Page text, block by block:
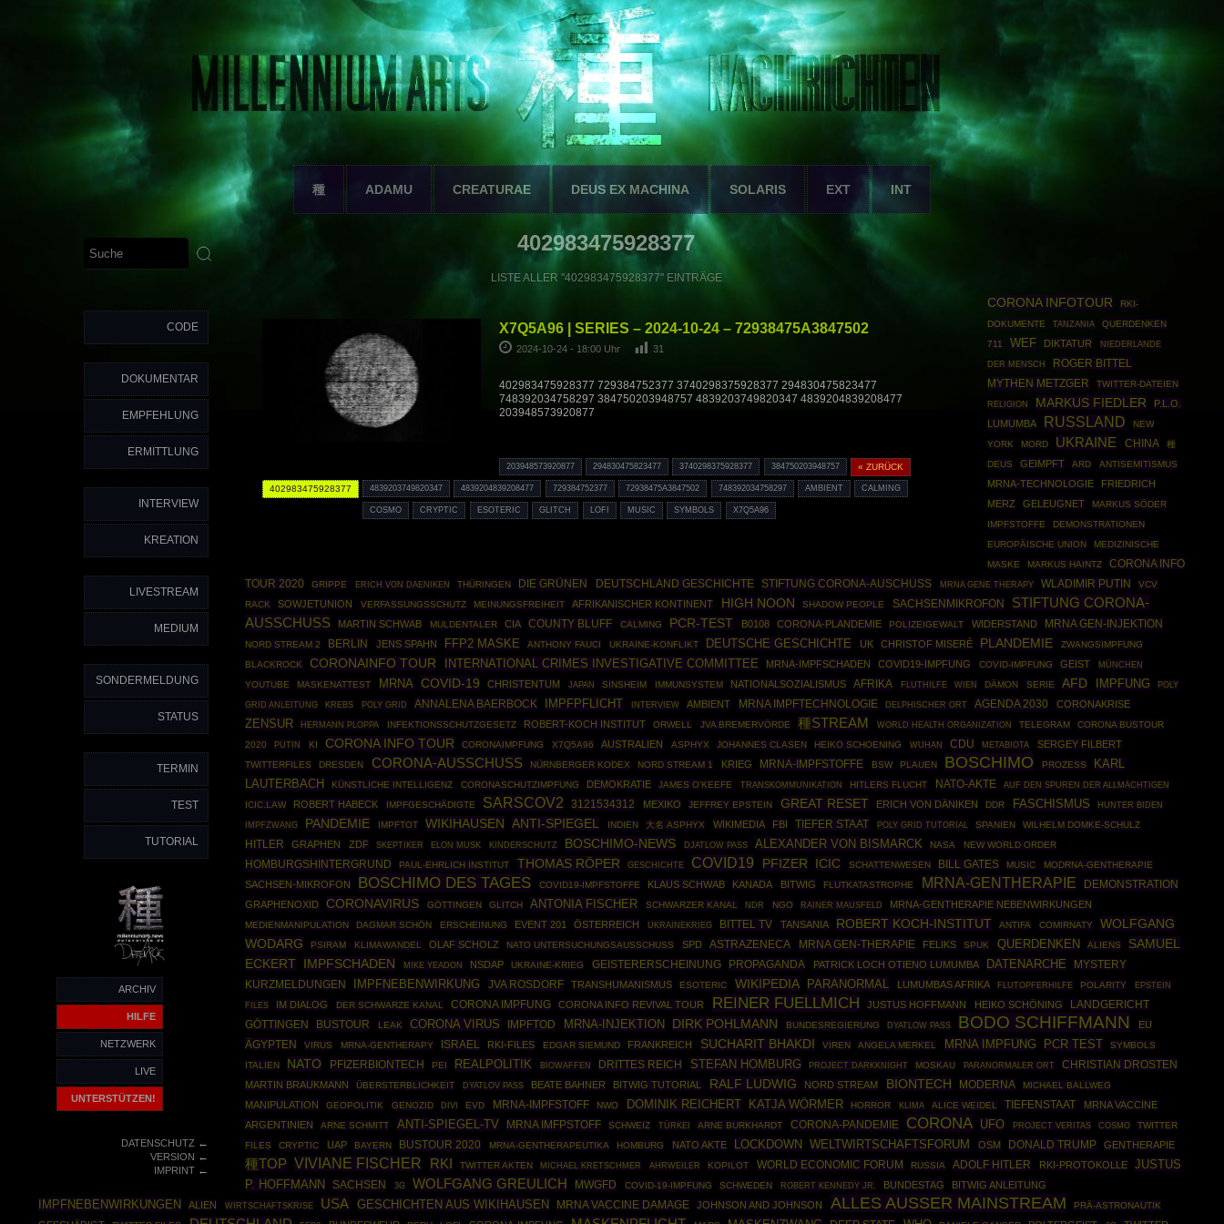
種 ADAMU CREATURAE DEUS EX MACHINA SOLARIS EXT INT
CODE
DOKUMENTAR
EMPFEHLUNG
ERMITTLUNG
INTERVIEW
KREATION
LIVESTREAM
MEDIUM
SONDERMELDUNG
STATUS
TERMIN
TEST
TUTORIAL
ARCHIV
HILFE
NETZWERK
LIVE
UNTERSTÜTZEN!
DATENSCHUTZ←
VERSION ←
IMPRINT←
402983475928377
LISTE ALLER "402983475928377" EINTRÄGE
X7Q5A96 | SERIES – 2024-10-24 – 72938475A3847502
2024-10-24 - 18:00 Uhr 31
402983475928377 729384752377 3740298375928377 294830475823477
748392034758297 384750203948757 4839203749820347 4839204839208477
203948573920877
203948573920877 294830475823477 3740298375928377 384750203948757 « ZURÜCK
402983475928377 4839203749820347 4839204839208477 729384752377 72938475A3847502 748392034758297 AMBIENT CALMING
COSMO CRYPTIC ESOTERIC GLITCH LOFI MUSIC SYMBOLS X7Q5A96
CORONA INFOTOUR
RKI-
DOKUMENTE
TANZANIA
QUERDENKEN
711
WEF DIKTATUR NIEDERLANDE
DER MENSCH
ROGER BITTEL
MYTHEN METZGER
TWITTER-DATEIEN
RELIGION MARKUS FIEDLER
P.L.O.
LUMUMBA
RUSSLAND
NEW
YORK
MORD UKRAINE CHINA
種
DEUS
GEIMPFT ARD ANTISEMITISMUS
MRNA-TECHNOLOGIE
FRIEDRICH
MERZ
GELEUGNET
MARKUS SÖDER
IMPFSTOFFE
DEMONSTRATIONEN
EUROPÄISCHE UNION
MEDIZINISCHE
MASKE
MARKUS HAINTZ
CORONA INFO
TOUR 2020
GRIPPE ERICH VON DAENIKEN THÜRINGEN DIE GRÜNEN DEUTSCHLAND GESCHICHTE STIFTUNG CORONA-AUSCHUSS MRNA GENE THERAPY WLADIMIR PUTIN
VCV
RACK
SOWJETUNION VERFASSUNGSSCHUTZ MEINUNGSFREIHEIT AFRIKANISCHER KONTINENT HIGH NOON SHADOW PEOPLE SACHSENMIKROFON
STIFTUNG CORONA-
AUSSCHUSS
MARTIN SCHWAB MULDENTALER CIA COUNTY BLUFF CALMING PCR-TEST B0108 CORONA-PLANDEMIE POLIZEIGEWALT WIDERSTAND MRNA GEN-INJEKTION
NORD STREAM 2 BERLIN JENS SPAHN FFP2 MASKE ANTHONY FAUCI UKRAINE-KONFLIKT DEUTSCHE GESCHICHTE UK CHRISTOF MISERÉ PLANDEMIE
ZWANGSIMPFUNG
BLACKROCK
CORONAINFO TOUR INTERNATIONAL CRIMES INVESTIGATIVE COMMITTEE MRNA-IMPFSCHADEN COVID19-IMPFUNG COVID-IMPFUNG GEIST
MÜNCHEN
YOUTUBE
MASKENATTEST MRNA COVID-19 CHRISTENTUM JAPAN SINSHEIM IMMUNSYSTEM NATIONALSOZIALISMUS AFRIKA FLUTHILFE WIEN DÄMON SERIE AFD IMPFUNG
POLY
GRID ANLEITUNG
KREBS POLY GRID ANNALENA BAERBOCK IMPFPFLICHT INTERVIEW AMBIENT MRNA IMPFTECHNOLOGIE DELPHISCHER ORT AGENDA 2030 CORONAKRISE
ZENSUR HERMANN PLOPPA INFEKTIONSSCHUTZGESETZ ROBERT-KOCH INSTITUT ORWELL JVA BREMERVÖRDE 種STREAM WORLD HEALTH ORGANIZATION TELEGRAM
CORONA BUSTOUR
2020
PUTIN KI CORONA INFO TOUR CORONAIMPFUNG X7Q5A96 AUSTRALIEN ASPHYX JOHANNES CLASEN HEIKO SCHOENING WUHAN CDU METABIOTA SERGEY FILBERT
TWITTERFILES DRESDEN CORONA-AUSSCHUSS NÜRNBERGER KODEX NORD STREAM 1 KRIEG MRNA-IMPFSTOFFE BSW PLAUEN BOSCHIMO PROZESS
KARL
LAUTERBACH
KÜNSTLICHE INTELLIGENZ CORONASCHUTZIMPFUNG DEMOKRATIE JAMES O'KEEFE TRANSKOMMUNIKATION HITLERS FLUCHT NATO-AKTE AUF DEN SPUREN DER ALLMÄCHTIGEN
ICIC.LAW ROBERT HABECK IMPFGESCHÄDIGTE SARSCOV2 3121534312 MEXIKO JEFFREY EPSTEIN GREAT RESET ERICH VON DÄNIKEN DDR FASCHISMUS HUNTER BIDEN
IMPFZWANG PANDEMIE IMPFTOT WIKIHAUSEN ANTI-SPIEGEL INDIEN 大名 ASPHYX WIKIMEDIA FBI TIEFER STAAT POLY GRID TUTORIAL SPANIEN WILHELM DOMKE-SCHULZ
HITLER GRAPHEN ZDF SKEPTIKER ELON MUSK KINDERSCHUTZ BOSCHIMO-NEWS DJATLOW PASS ALEXANDER VON BISMARCK NASA NEW WORLD ORDER
HOMBURGSHINTERGRUND PAUL-EHRLICH INSTITUT THOMAS RÖPER GESCHICHTE COVID19 PFIZER ICIC SCHATTENWESEN BILL GATES MUSIC MODRNA-GENTHERAPIE
SACHSEN-MIKROFON BOSCHIMO DES TAGES COVID19-IMPFSTOFFE KLAUS SCHWAB KANADA BITWIG FLUTKATASTROPHE MRNA-GENTHERAPIE DEMONSTRATION
GRAPHENOXID CORONAVIRUS GÖTTINGEN GLITCH ANTONIA FISCHER SCHWARZER KANAL NDR NGO RAINER MAUSFELD MRNA-GENTHERAPIE NEBENWIRKUNGEN
MEDIENMANIPULATION DAGMAR SCHÖN ERSCHEINUNG EVENT 201 ÖSTERREICH UKRAINEKRIEG BITTEL TV TANSANIA ROBERT KOCH-INSTITUT ANTIFA COMIRNATY
WOLFGANG
WODARG
PSIRAM KLIMAWANDEL OLAF SCHOLZ NATO UNTERSUCHUNGSAUSSCHUSS SPD ASTRAZENECA MRNA GEN-THERAPIE FELIKS SPUK QUERDENKEN ALIENS
SAMUEL
ECKERT
IMPFSCHADEN MIKE YEADON NSDAP UKRAINE-KRIEG GEISTERERSCHEINUNG PROPAGANDA PATRICK LOCH OTIENO LUMUMBA DATENARCHE
MYSTERY
KURZMELDUNGEN
IMPFNEBENWIRKUNG JVA ROSDORF TRANSHUMANISMUS ESOTERIC WIKIPEDIA PARANORMAL LUMUMBAS AFRIKA FLUTOPFERHILFE POLARITY
EPSTEIN
FILES
IM DIALOG DER SCHWARZE KANAL CORONA IMPFUNG CORONA INFO REVIVAL TOUR REINER FUELLMICH JUSTUS HOFFMANN HEIKO SCHÖNING
LANDGERICHT
GÖTTINGEN
BUSTOUR LEAK CORONA VIRUS IMPFTOD MRNA-INJEKTION DIRK POHLMANN BUNDESREGIERUNG DYATLOW PASS BODO SCHIFFMANN EU
ÄGYPTEN VIRUS MRNA-GENTHERAPY ISRAEL RKI-FILES EDGAR SIEMUND FRANKREICH SUCHARIT BHAKDI VIREN ANGELA MERKEL MRNA IMPFUNG PCR TEST
SYMBOLS
ITALIEN
NATO PFIZERBIONTECH PEI REALPOLITIK BIOWAFFEN DRITTES REICH STEFAN HOMBURG PROJECT DARKKNIGHT MOSKAU PARANORMALER ORT CHRISTIAN DROSTEN
MARTIN BRAUKMANN ÜBERSTERBLICHKEIT DYATLOV PASS BEATE BAHNER BITWIG TUTORIAL RALF LUDWIG NORD STREAM BIONTECH MODERNA MICHAEL BALLWEG
MANIPULATION GEOPOLITIK GENOZID DIVI EVD MRNA-IMPFSTOFF NWO DOMINIK REICHERT KATJA WÖRMER HORROR KLIMA ALICE WEIDEL TIEFENSTAAT
MRNA VACCINE
ARGENTINIEN
ARNE SCHMITT ANTI-SPIEGEL-TV MRNA IMFPSTOFF SCHWEIZ TÜRKEI ARNE BURKHARDT CORONA-PANDEMIE CORONA UFO PROJECT VERITAS COSMO
TWITTER
FILES
CRYPTIC UAP BAYERN BUSTOUR 2020 MRNA-GENTHERAPEUTIKA HOMBURG NATO AKTE LOCKDOWN WELTWIRTSCHAFTSFORUM OSM DONALD TRUMP GENTHERAPIE
種TOP VIVIANE FISCHER RKI TWITTER AKTEN MICHAEL KRETSCHMER AHRWEILER KOPILOT WORLD ECONOMIC FORUM RUSSIA ADOLF HITLER RKI-PROTOKOLLE
JUSTUS
P. HOFFMANN
SACHSEN 3G WOLFGANG GREULICH MWGFD COVID-19-IMPFUNG SCHWEDEN ROBERT KENNEDY JR. BUNDESTAG BITWIG ANLEITUNG
IMPFNEBENWIRKUNGEN ALIEN WIRTSCHAFTSKRISE USA GESCHICHTEN AUS WIKIHAUSEN MRNA VACCINE DAMAGE JOHNSON AND JOHNSON ALLES AUSSER MAINSTREAM PRÄ-ASTRONAUTIK